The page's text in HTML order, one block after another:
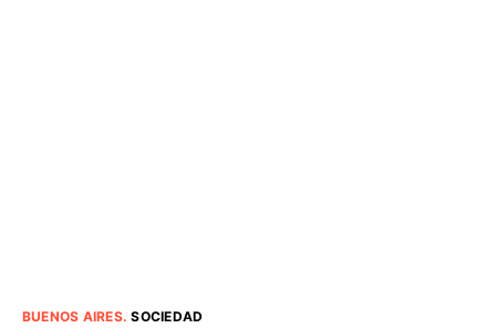
BUENOS AIRES.SOCIEDAD